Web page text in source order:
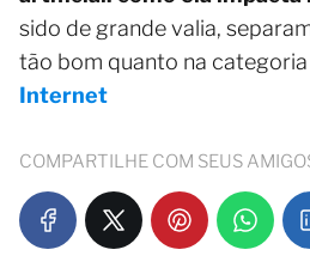
sido de grande valia,
tão bom quanto na categoria
Internet
COMPARTILHE COM SEUS